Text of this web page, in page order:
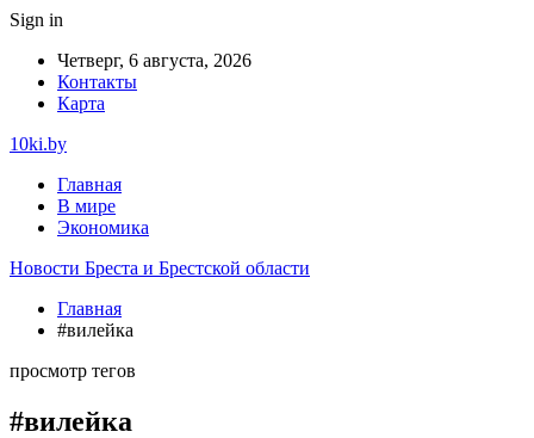
Sign in
Четверг, 6 августа, 2026
Контакты
Карта
10ki.by
Главная
В мире
Экономика
Новости Бреста и Брестской области
Главная
#вилейка
просмотр тегов
#вилейка